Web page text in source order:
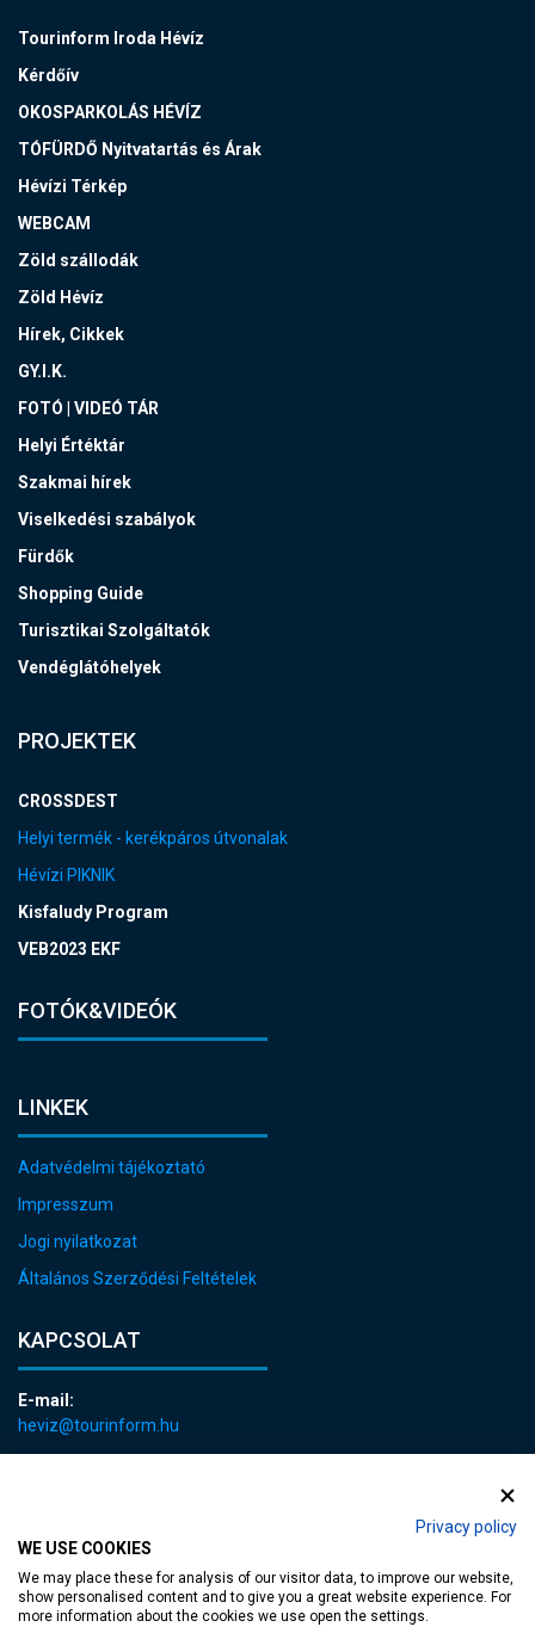
Privacy policy
WE USE COOKIES
We may place these for analysis of our visitor data, to improve our website,
show personalised content and to give you a great website experience. For
more information about the cookies we use open the settings.
Tourinform Iroda Hévíz
Kérdőív
OKOSPARKOLÁS HÉVÍZ
TÓFÜRDŐ Nyitvatartás és Árak
Hévízi Térkép
WEBCAM
Zöld szállodák
Zöld Hévíz
Hírek, Cikkek
GY.I.K.
FOTÓ | VIDEÓ TÁR
Helyi Értéktár
Szakmai hírek
Viselkedési szabályok
Fürdők
Shopping Guide
Turisztikai Szolgáltatók
Vendéglátóhelyek
PROJEKTEK
CROSSDEST
Helyi termék - kerékpáros útvonalak
Hévízi PIKNIK
Kisfaludy Program
VEB2023 EKF
FOTÓK&VIDEÓK
LINKEK
Adatvédelmi tájékoztató
Impresszum
Jogi nyilatkozat
Általános Szerződési Feltételek
KAPCSOLAT
E-mail:
heviz@tourinform.hu